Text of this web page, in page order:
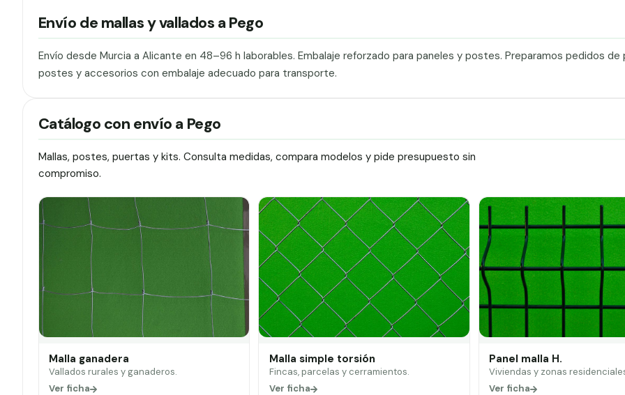
Envío de mallas y vallados a Pego
Envío desde Murcia a Alicante en 48–96 h laborables. Embalaje reforzado para paneles y postes. Preparamos pedidos de
postes y accesorios con embalaje adecuado para transporte.
Catálogo con envío a Pego
Mallas, postes, puertas y kits. Consulta medidas, compara modelos y pide presupuesto sin
compromiso.
Malla ganadera
Vallados rurales y ganaderos.
Ver ficha
Malla simple torsión
Fincas, parcelas y cerramientos.
Ver ficha
Panel malla H.
Viviendas y zonas
Ver ficha